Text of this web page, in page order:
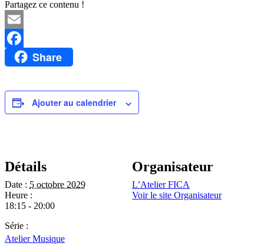
Partagez ce contenu !
Email
FacebookShare
Ajouter au calendrier
Détails
Date : 5 octobre 2029
Heure :
18:15 - 20:00
Série :
Atelier Musique
Organisateur
L’Atelier FICA
Voir le site Organisateur